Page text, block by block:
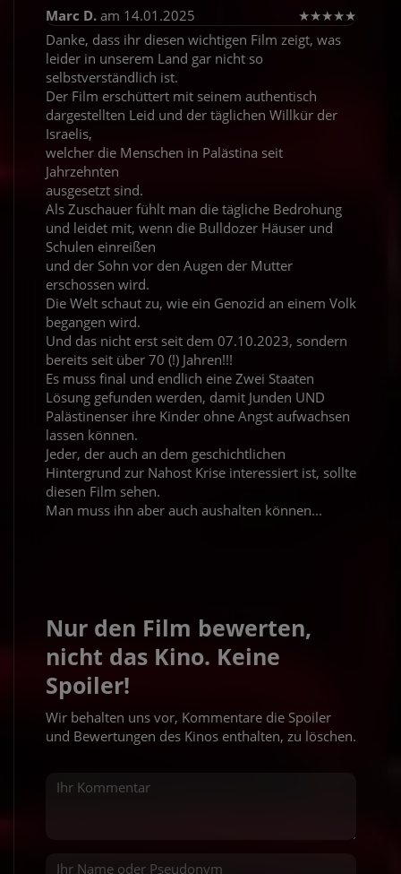
Marc D. am 14.01.2025 ★★★★★
Danke, dass ihr diesen wichtigen Film zeigt, was
leider in unserem Land gar nicht so
selbstverständlich ist.
Der Film erschüttert mit seinem authentisch
dargestellten Leid und der täglichen Willkür der
Israelis,
welcher die Menschen in Palästina seit
Jahrzehnten
ausgesetzt sind.
Als Zuschauer fühlt man die tägliche Bedrohung
und leidet mit, wenn die Bulldozer Häuser und
Schulen einreißen
und der Sohn vor den Augen der Mutter
erschossen wird.
Die Welt schaut zu, wie ein Genozid an einem Volk
begangen wird.
Und das nicht erst seit dem 07.10.2023, sondern
bereits seit über 70 (!) Jahren!!!
Es muss final und endlich eine Zwei Staaten
Lösung gefunden werden, damit Junden UND
Palästinenser ihre Kinder ohne Angst aufwachsen
lassen können.
Jeder, der auch an dem geschichtlichen
Hintergrund zur Nahost Krise interessiert ist, sollte
diesen Film sehen.
Man muss ihn aber auch aushalten können...
Nur den Film bewerten,
nicht das Kino. Keine
Spoiler!
Wir behalten uns vor, Kommentare die Spoiler
und Bewertungen des Kinos enthalten, zu löschen.